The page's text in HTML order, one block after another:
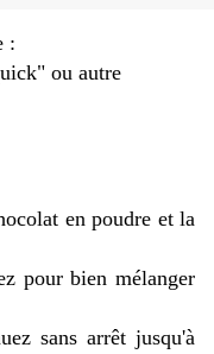
:
ou autre
en poudre et la
pour bien mélanger
sans arrêt jusqu'à